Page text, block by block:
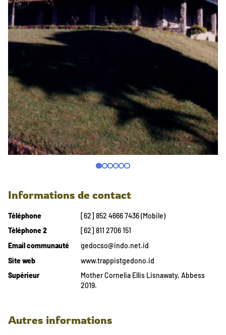
Informations de contact
Téléphone
[62] 852 4666 7436 (Mobile)
Téléphone 2
[62] 811 2706 151
Email communauté
gedocso@indo.net.id
Site web
www.trappistgedono.id
Supérieur
Mother Cornelia Ellis Lisnawaty, Abbess
2019.
Autres informations